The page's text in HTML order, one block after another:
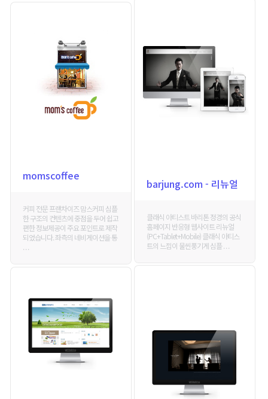
barjung.com - 리뉴얼
클래식 아티스트 바리톤 정경의 공식
홈페이지 반응형 웹사이트 리뉴얼
(PC+Tablet+Mobile) 클래식 아티스
트의 느낌이 물씬풍기게 심플 . . .
momscoffee
커피 전문 프랜차이즈 맘스커피 심플
한 구조의 컨텐츠에 중점을 두어 쉽고
편한 정보제공이 주요 포인트로 제작
되었습니다. 좌측의 네비게이션을 통
. . .